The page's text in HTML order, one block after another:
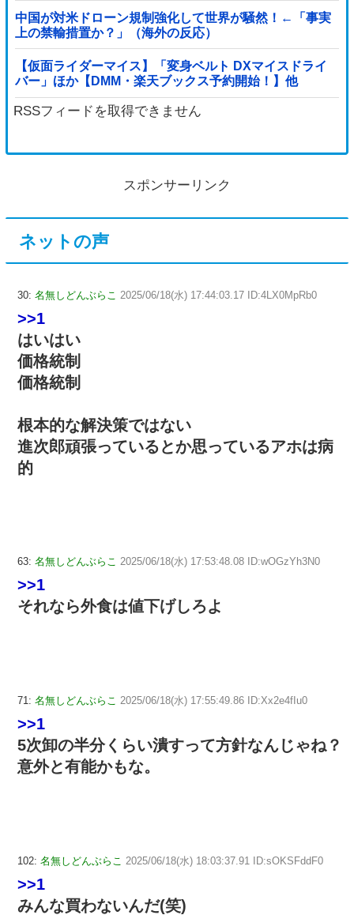
中国が対米ドローン規制強化して世界が騒然！←「事実
上の禁輸措置か？」（海外の反応）
【仮面ライダーマイス】「変身ベルト DXマイスドライ
バー」ほか【DMM・楽天ブックス予約開始！】他
RSSフィードを取得できません
スポンサーリンク
ネットの声
30: 名無しどんぶらこ 2025/06/18(水) 17:44:03.17 ID:4LX0MpRb0
>>1
はいはい
価格統制
価格統制
根本的な解決策ではない
進次郎頑張っているとか思っているアホは病
的
63: 名無しどんぶらこ 2025/06/18(水) 17:53:48.08 ID:wOGzYh3N0
>>1
それなら外食は値下げしろよ
71: 名無しどんぶらこ 2025/06/18(水) 17:55:49.86 ID:Xx2e4fIu0
>>1
5次卸の半分くらい潰すって方針なんじゃね？
意外と有能かもな。
102: 名無しどんぶらこ 2025/06/18(水) 18:03:37.91 ID:sOKSFddF0
>>1
みんな買わないんだ(笑)